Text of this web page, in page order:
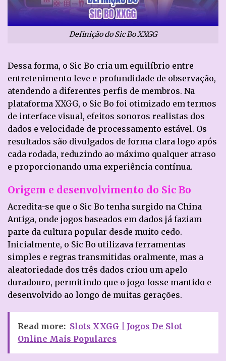
Definição do Sic Bo XXGG
Dessa forma, o Sic Bo cria um equilíbrio entre
entretenimento leve e profundidade de observação,
atendendo a diferentes perfis de membros. Na
plataforma XXGG, o Sic Bo foi otimizado em termos
de interface visual, efeitos sonoros realistas dos
dados e velocidade de processamento estável. Os
resultados são divulgados de forma clara logo após
cada rodada, reduzindo ao máximo qualquer atraso
e proporcionando uma experiência contínua.
Origem e desenvolvimento do Sic Bo
Acredita-se que o Sic Bo tenha surgido na China
Antiga, onde jogos baseados em dados já faziam
parte da cultura popular desde muito cedo.
Inicialmente, o Sic Bo utilizava ferramentas
simples e regras transmitidas oralmente, mas a
aleatoriedade dos três dados criou um apelo
duradouro, permitindo que o jogo fosse mantido e
desenvolvido ao longo de muitas gerações.
Read more: Slots XXGG | Jogos De Slot
Online Mais Populares